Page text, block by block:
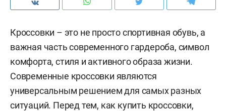
Кроссовки – это не просто спортивная обувь, а
важная часть современного гардероба, символ
комфорта, стиля и активного образа жизни.
Современные кроссовки являются
универсальным решением для самых разных
ситуаций. Перед тем, как купить кроссовки,